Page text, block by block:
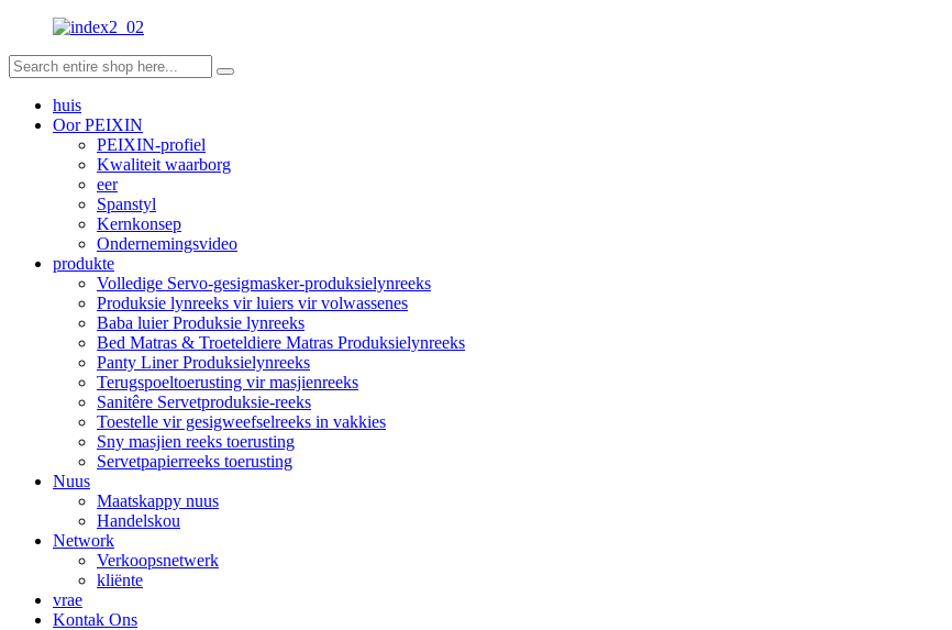
huis
Oor PEIXIN
PEIXIN-profiel
Kwaliteit waarborg
eer
Spanstyl
Kernkonsep
Ondernemingsvideo
produkte
Volledige Servo-gesigmasker-produksielynreeks
Produksie lynreeks vir luiers vir volwassenes
Baba luier Produksie lynreeks
Bed Matras & Troeteldiere Matras Produksielynreeks
Panty Liner Produksielynreeks
Terugspoeltoerusting vir masjienreeks
Sanitêre Servetproduksie-reeks
Toestelle vir gesigweefselreeks in vakkies
Sny masjien reeks toerusting
Servetpapierreeks toerusting
Nuus
Maatskappy nuus
Handelskou
Network
Verkoopsnetwerk
kliënte
vrae
Kontak Ons